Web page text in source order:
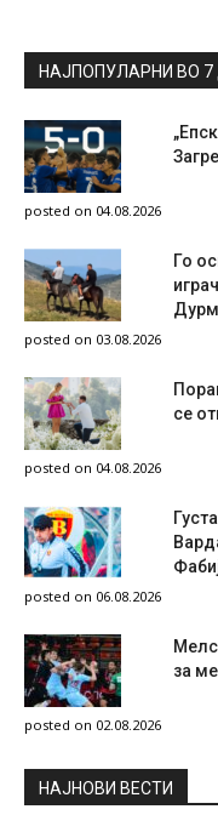
НАЈПОПУЛАРНИ ВО
posted on 04.08.2026
Го
posted on 03.08.2026
се
posted on 04.08.2026
posted on 06.08.2026
за
posted on 02.08.2026
НAЈНОВИ ВЕСТИ